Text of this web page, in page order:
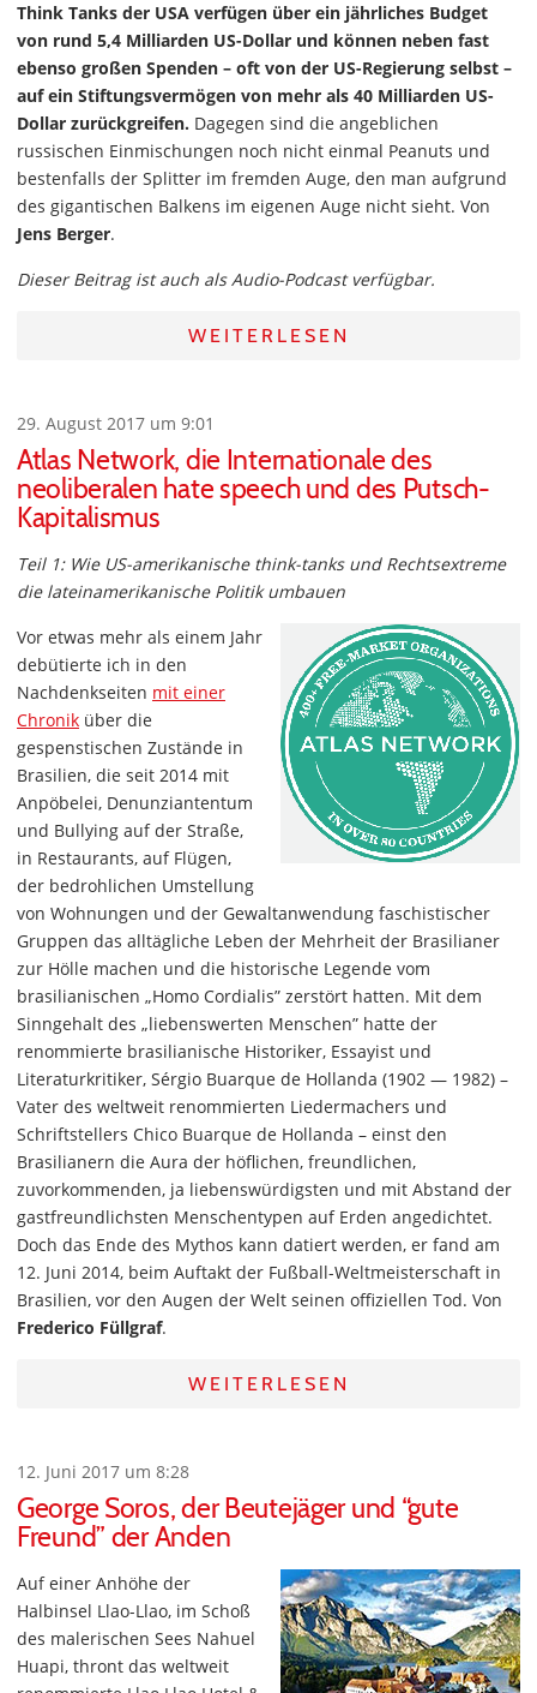
Think Tanks der USA verfügen über ein jährliches Budget
von rund 5,4 Milliarden US-Dollar und können neben fast
ebenso großen Spenden – oft von der US-Regierung selbst –
auf ein Stiftungsvermögen von mehr als 40 Milliarden US-
Dollar zurückgreifen. Dagegen sind die angeblichen
russischen Einmischungen noch nicht einmal Peanuts und
bestenfalls der Splitter im fremden Auge, den man aufgrund
des gigantischen Balkens im eigenen Auge nicht sieht. Von
Jens Berger.
Dieser Beitrag ist auch als Audio-Podcast verfügbar.
WEITERLESEN
29. August 2017 um 9:01
Atlas Network, die Internationale des
neoliberalen hate speech und des Putsch-
Kapitalismus
Teil 1: Wie US-amerikanische think-tanks und Rechtsextreme
die lateinamerikanische Politik umbauen
Vor etwas mehr als einem Jahr
debütierte ich in den
Nachdenkseiten mit einer
Chronik über die
gespenstischen Zustände in
Brasilien, die seit 2014 mit
Anpöbelei, Denunziantentum
und Bullying auf der Straße,
in Restaurants, auf Flügen,
der bedrohlichen Umstellung
von Wohnungen und der Gewaltanwendung faschistischer
Gruppen das alltägliche Leben der Mehrheit der Brasilianer
zur Hölle machen und die historische Legende vom
brasilianischen „Homo Cordialis” zerstört hatten. Mit dem
Sinngehalt des „liebenswerten Menschen” hatte der
renommierte brasilianische Historiker, Essayist und
Literaturkritiker, Sérgio Buarque de Hollanda (1902 — 1982) –
Vater des weltweit renommierten Liedermachers und
Schriftstellers Chico Buarque de Hollanda – einst den
Brasilianern die Aura der höflichen, freundlichen,
zuvorkommenden, ja liebenswürdigsten und mit Abstand der
gastfreundlichsten Menschentypen auf Erden angedichtet.
Doch das Ende des Mythos kann datiert werden, er fand am
12. Juni 2014, beim Auftakt der Fußball-Weltmeisterschaft in
Brasilien, vor den Augen der Welt seinen offiziellen Tod. Von
Frederico Füllgraf.
WEITERLESEN
12. Juni 2017 um 8:28
George Soros, der Beutejäger und “gute
Freund” der Anden
Auf einer Anhöhe der
Halbinsel Llao-Llao, im Schoß
des malerischen Sees Nahuel
Huapi, thront das weltweit